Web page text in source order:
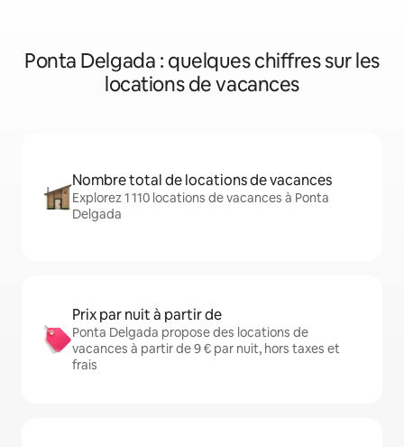
Ponta Delgada : quelques chiffres sur les
locations de vacances
Nombre total de locations de vacances
Explorez 1 110 locations de vacances à Ponta
Delgada
Prix par nuit à partir de
Ponta Delgada propose des locations de
vacances à partir de 9 € par nuit, hors taxes et
frais